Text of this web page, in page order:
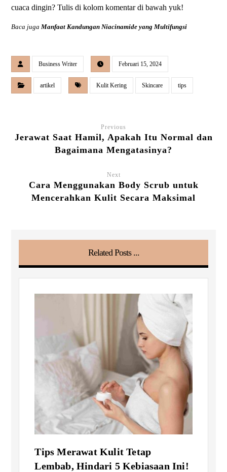
cuaca dingin? Tulis di kolom komentar di bawah yuk!
Baca juga Manfaat Kandungan Niacinamide yang Multifungsi
Business Writer Februari 15, 2024
artikel Kulit Kering Skincare tips
Previous
Jerawat Saat Hamil, Apakah Itu Normal dan
Bagaimana Mengatasinya?
Next
Cara Menggunakan Body Scrub untuk
Mencerahkan Kulit Secara Maksimal
Related Posts ...
Tips Merawat Kulit Tetap
Lembab, Hindari 5 Kebiasaan Ini!